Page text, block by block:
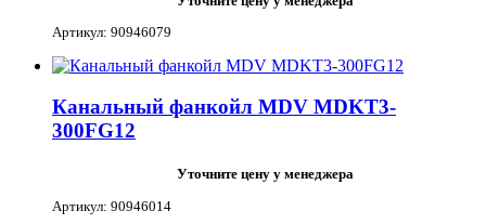
Артикул: 90946079
Канальный фанкойл MDV MDKT3-
300FG12
Уточните цену у менеджера
Артикул: 90946014